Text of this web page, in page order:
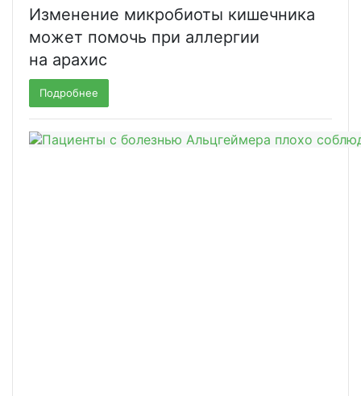
Изменение микробиоты кишечника
может помочь при аллергии
на арахис
Подробнее